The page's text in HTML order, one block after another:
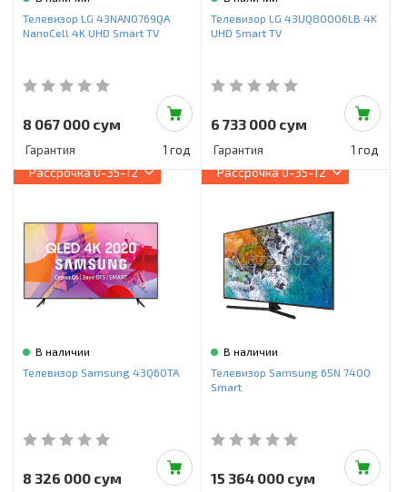
Инструменты и техника
Красота и здоровье
Пылесосы
Фильтры для воды
Телевизор LG 43NANO769QA
NanoCell 4K UHD Smart TV
8 067 000 сум
Гарантия 1 год
Телевизор LG 43UQ80006LB 4K
UHD Smart TV
6 733 000 сум
Гарантия 1 год
Рассрочка0-35-12
В наличии
Телевизор Samsung 43Q60TA
8 326 000 сум
Рассрочка0-35-12
В наличии
Телевизор Samsung 65N 7400
Smart
15 364 000 сум